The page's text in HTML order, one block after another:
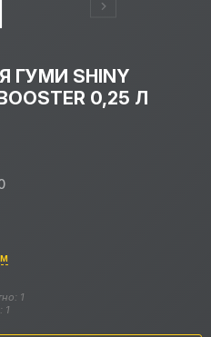
ГУМИ SHINY
0,25 Л
1
1